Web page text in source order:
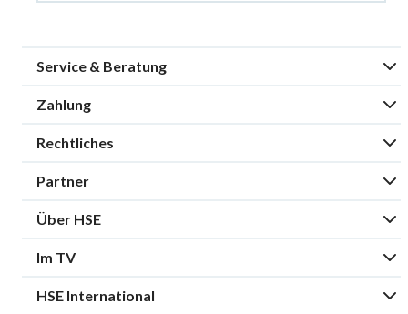
Service & Beratung
Zahlung
Rechtliches
Partner
Über HSE
Im TV
HSE International